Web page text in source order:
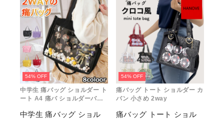
54% OFF
中学生 痛バッグ ショルダー ト
ート A4 痛バ ショルダーバッ
中学生 痛バッグ ショル
54% OFF
痛バッグ トート ショルダー カ
バン 小さめ 2way
痛バッグ トート ショル